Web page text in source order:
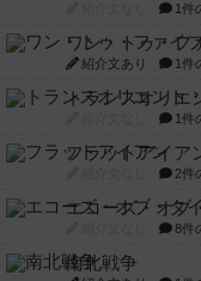
1件
ワン・トゥ・フ
紹介文あり 1件
トランスオリエ
1件
フラットアイア
2件
エコーズ・オブ
8件
南北戦争